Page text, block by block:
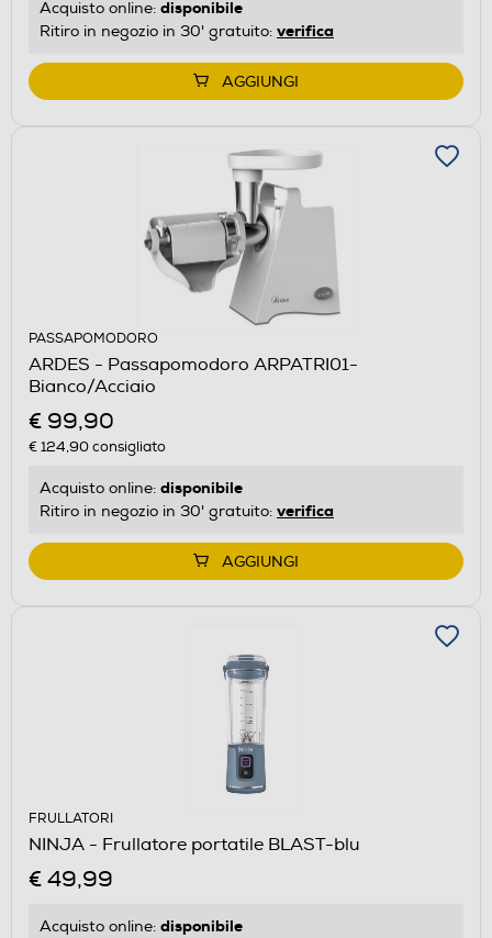
Acquisto online: disponibile
Ritiro in negozio in 30' gratuito: verifica
AGGIUNGI
PASSAPOMODORO
ARDES - Passapomodoro ARPATRI01-
Bianco/Acciaio
€ 99,90
€ 124,90consigliato
Acquisto online: disponibile
Ritiro in negozio in 30' gratuito: verifica
AGGIUNGI
FRULLATORI
NINJA - Frullatore portatile BLAST-blu
€ 49,99
Acquisto online: disponibile